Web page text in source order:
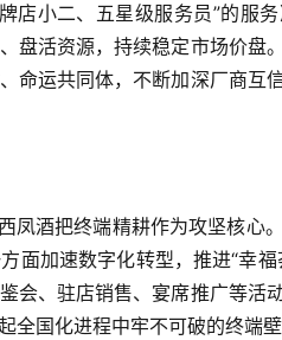
店小二、五星级服务员”的服
盘活资源，持续稳定市场价盘
命运共同体，不断加深厂商互
凤酒把终端精耕作为攻坚核心
面加速数字化转型，推进“幸
会、驻店销售、宴席推广等活
国化进程中牢不可破的终端壁